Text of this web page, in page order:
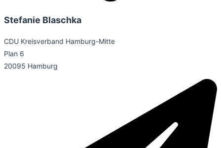
Stefanie Blaschka
CDU Kreisverband Hamburg-Mitte
Plan 6
20095 Hamburg